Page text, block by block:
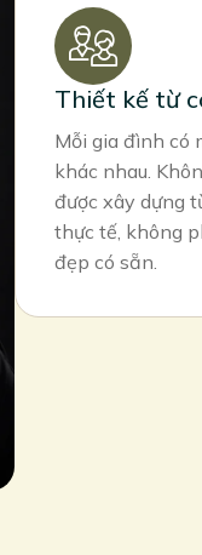
Thiết kế từ
Mỗi gia đình có
khác nhau.
được xây dựng
thực tế, không
đẹp có sẵn.